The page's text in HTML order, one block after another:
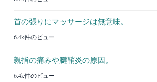
首の張りにマッサージは無意味。
6.4k件のビュー
親指の痛みや腱鞘炎の原因。
6.4k件のビュー